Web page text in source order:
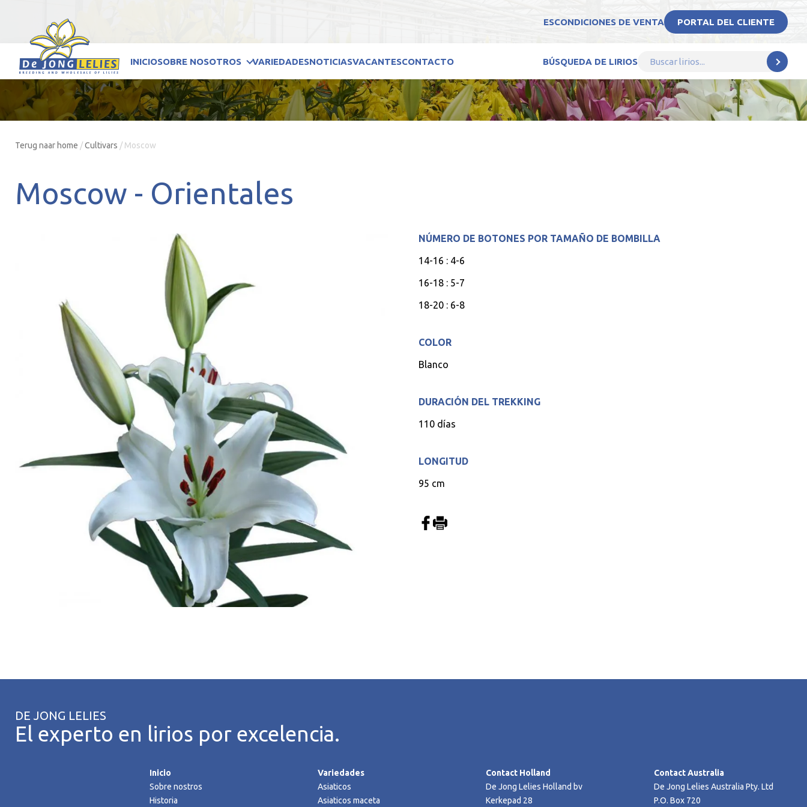
ESCONDICIONES DE VENTA PORTAL DEL CLIENTE
INICIOSOBRE NOSOTROS VARIEDADESNOTICIASVACANTESCONTACTO BÚSQUEDA DE LIRIOS
Terug naar home /Cultivars / Moscow
Moscow - Orientales
NÚMERO DE BOTONES POR TAMAÑO DE BOMBILLA
14-16 : 4-6
16-18 : 5-7
18-20 : 6-8
COLOR
Blanco
DURACIÓN DEL TREKKING
110 días
LONGITUD
95 cm
DE JONG LELIES
El experto en lirios por excelencia.
Inicio
Sobre nostros
Historia
Variedades
Asiaticos
Asiaticos maceta
Contact Holland
De Jong Lelies Holland bv
Kerkepad 28
Contact Australia
De Jong Lelies Australia Pty. Ltd
P.O. Box 720